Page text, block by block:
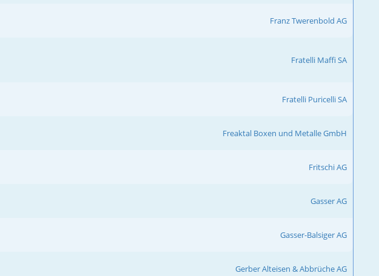
Franz Twerenbold AG
Fratelli Maffi SA
Fratelli Puricelli SA
Freaktal Boxen und Metalle GmbH
Fritschi AG
Gasser AG
Gasser-Balsiger AG
Gerber Alteisen & Abbrüche AG